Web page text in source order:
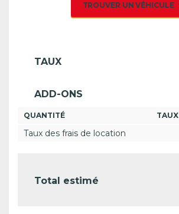
TROUVER UN VÉHICULE
TAUX
ADD-ONS
QUANTITÉ TAUX
Taux des frais de location
Total estimé